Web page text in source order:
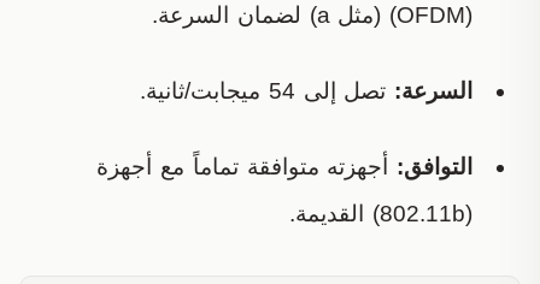
(OFDM) (مثل a) لضمان السرعة.
السرعة: تصل إلى 54 ميجابت/ثانية.
التوافق: أجهزته متوافقة تماماً مع أجهزة
(802.11b) القديمة.